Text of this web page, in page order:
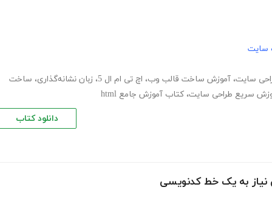
سایت
سایت، آموزش ساخت قالب وب، اچ تی ام ال 5 ، زبان نشانه‌گذاری، ساخت
سریع طراحی سایت، کتاب آموزش جامع html
دانلود کتاب
نیاز به یک خط کدنویسی